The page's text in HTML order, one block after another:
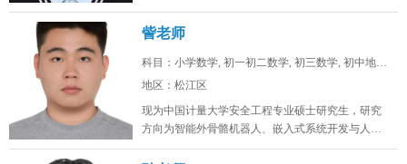
分常年保持在年极段A+水平，数学...
訾老师
科目：小学数学, 初一初二数学, 初三数学, 初中地理...
地区：松江区
现为中国计量大学安全工程专业硕士研究生，研究
方向为智能外骨骼机器人、嵌入式系统开发与人工
智能算法。目前在卧龙电驱中央研究...